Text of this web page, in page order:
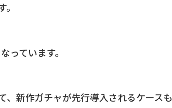
っています。
、新作ガチャが先行導入されるケースも